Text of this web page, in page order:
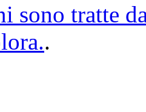
sono tratte
.